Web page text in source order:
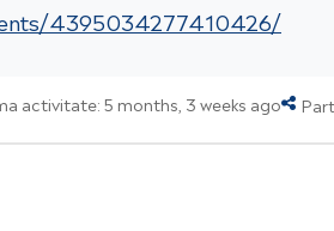
4395034277410426/
activitate: 5 months, 3 weeks ago